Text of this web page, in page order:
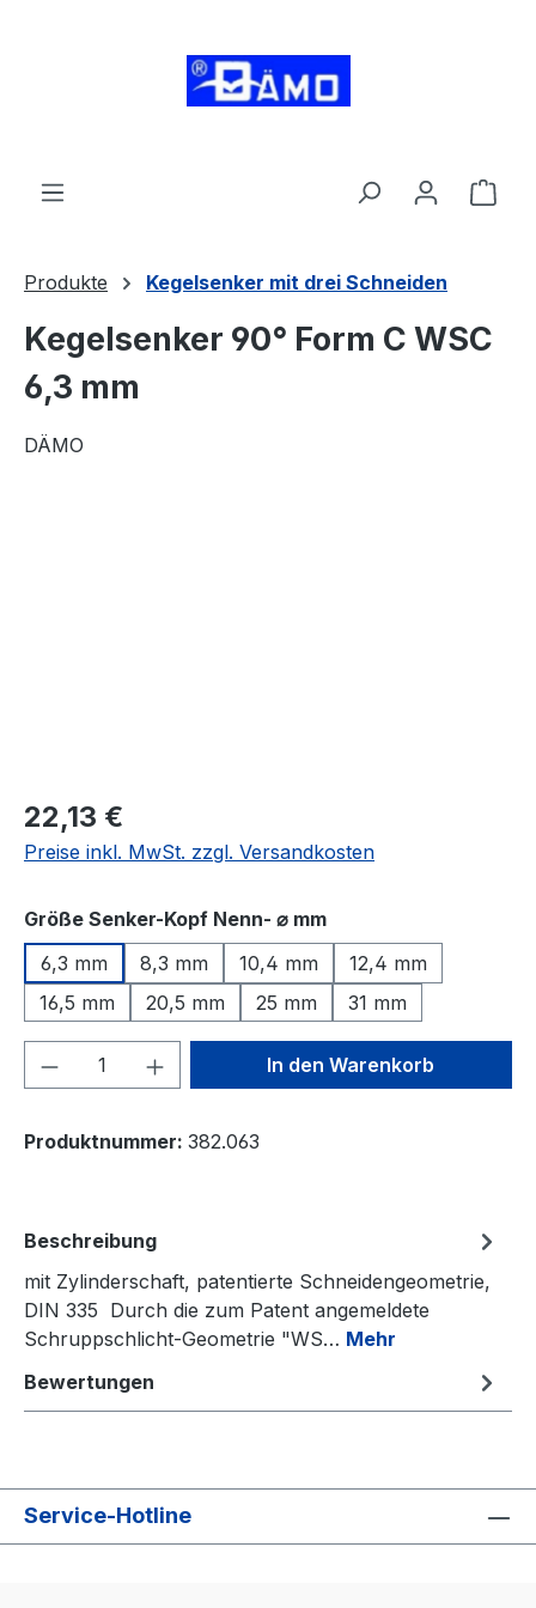
Produkte Kegelsenker mit drei Schneiden
Kegelsenker 90° Form C WSC
6,3 mm
DÄMO
22,13 €
Preise inkl. MwSt. zzgl. Versandkosten
Größe Senker-Kopf Nenn- ⌀ mmauswählen
6,3 mm
8,3 mm 10,4 mm
12,4 mm
16,5 mm
20,5 mm 25 mm 31 mm
Produkt Anzahl: Gib denIn den Warenkorb
Produktnummer: 382.063
Beschreibung
mit Zylinderschaft, patentierte Schneidengeometrie,
DIN 335 Durch die zum Patent angemeldete
Schruppschlicht-Geometrie "WS… Mehr
Bewertungen
Service-Hotline